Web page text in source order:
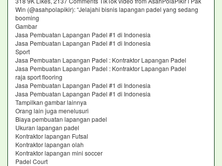
Win (@asahpolapikir): “Jelajahi bisnis lapangan padel yang sedang
booming
Gambar
Jasa Pembuatan Lapangan Padel #1 di Indonesia
Jasa Pembuatan Lapangan Padel #1 di Indonesia
Sport
Jasa Pembuatan Lapangan Padel : Kontraktor Lapangan Padel
Jasa Pembuatan Lapangan Padel : Kontraktor Lapangan Padel
raja sport flooring
Jasa Pembuatan Lapangan Padel #1 di Indonesia
Jasa Pembuatan Lapangan Padel #1 di Indonesia
Tampilkan gambar lainnya
Orang lain juga menelusuri
Biaya pembuatan lapangan padel
Ukuran lapangan padel
Kontraktor lapangan Futsal
Kontraktor lapangan olah
Kontraktor lapangan mini soccer
Padel Court